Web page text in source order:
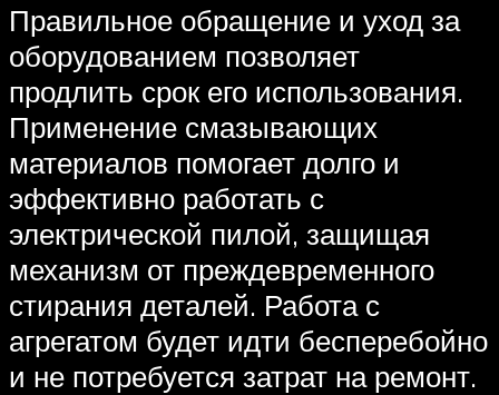
Правильное обращение и уход за
оборудованием позволяет
продлить срок его использования.
Применение смазывающих
материалов помогает долго и
эффективно работать с
электрической пилой, защищая
механизм от преждевременного
стирания деталей. Работа с
агрегатом будет идти бесперебойно
и не потребуется затрат на ремонт.